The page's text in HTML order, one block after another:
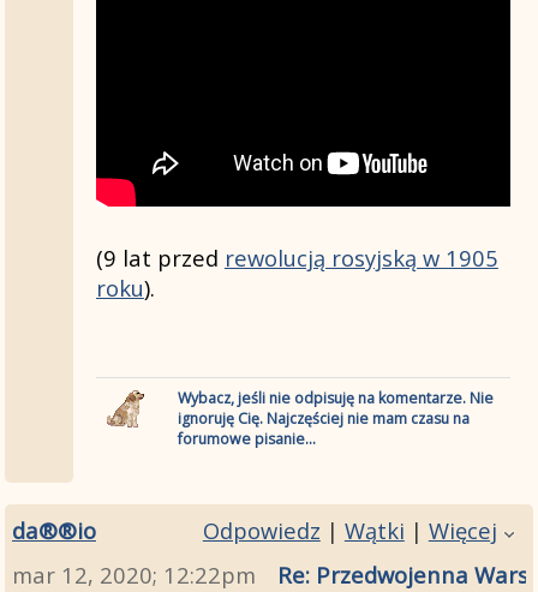
(9 lat przed rewolucją rosyjską w 1905
roku).
Wybacz, jeśli nie odpisuję na komentarze. Nie
ignoruję Cię. Najczęściej nie mam czasu na
forumowe pisanie...
da®®io Odpowiedz | Wątki | Więcej
mar 12, 2020; 12:22pm
Re: Przedwojenna